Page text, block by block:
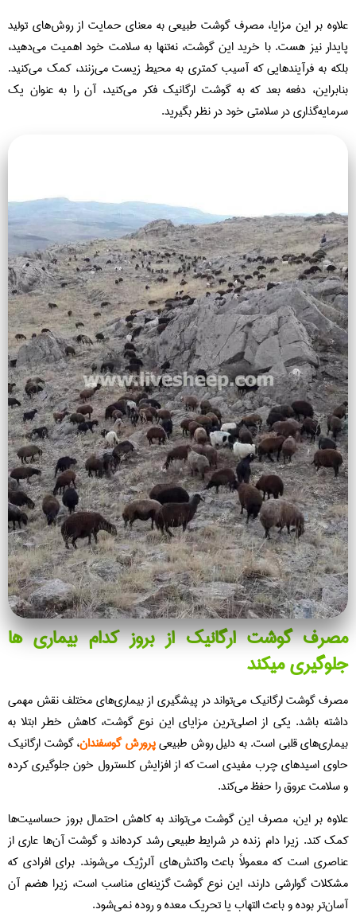
علاوه بر این مزایا، مصرف گوشت طبیعی به معنای حمایت از روش‌های تولید
پایدار نیز هست. با خرید این گوشت، نه‌تنها به سلامت خود اهمیت می‌دهید،
بلکه به فرآیندهایی که آسیب کمتری به محیط زیست می‌زنند، کمک می‌کنید.
بنابراین، دفعه بعد که به گوشت ارگانیک فکر می‌کنید، آن را به عنوان یک
سرمایه‌گذاری در سلامتی خود در نظر بگیرید.
مصرف گوشت ارگانیک از بروز کدام بیماری ها
جلوگیری میکند
مصرف گوشت ارگانیک می‌تواند در پیشگیری از بیماری‌های مختلف نقش مهمی
داشته باشد. یکی از اصلی‌ترین مزایای این نوع گوشت، کاهش خطر ابتلا به
بیماری‌های قلبی است. به دلیل روش طبیعیپرورش گوسفندان، گوشت ارگانیک
حاوی اسیدهای چرب مفیدی است که از افزایش کلسترول خون جلوگیری کرده
و سلامت عروق را حفظ می‌کند.
علاوه بر این، مصرف این گوشت می‌تواند به کاهش احتمال بروز حساسیت‌ها
کمک کند. زیرا دام زنده در شرایط طبیعی رشد کرده‌اند و گوشت آن‌ها عاری از
عناصری است که معمولاً باعث واکنش‌های آلرژیک می‌شوند. برای افرادی که
مشکلات گوارشی دارند، این نوع گوشت گزینه‌ای مناسب است، زیرا هضم آن
آسان‌تر بوده و باعث التهاب یا تحریک معده و روده نمی‌شود.